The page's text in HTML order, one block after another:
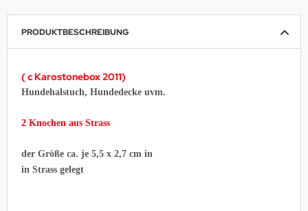
PRODUKTBESCHREIBUNG
( c Karostonebox 2011)
Hundehalstuch, Hundedecke uvm.
2 Knochen aus Strass
der Größe ca. je 5,5 x 2,7 cm in
in Strass gelegt